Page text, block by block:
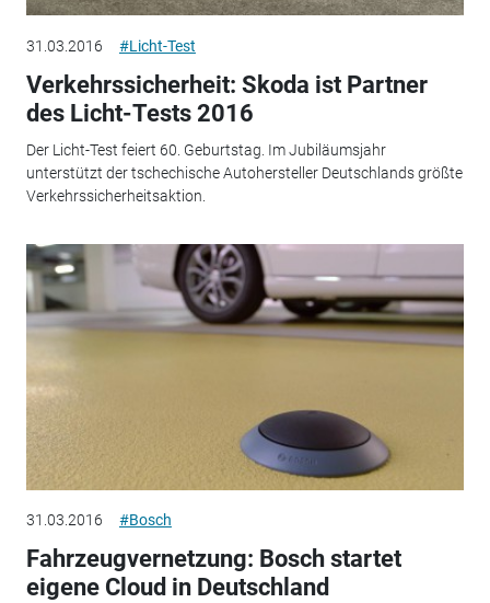
31.03.2016 #Licht-Test
Verkehrssicherheit: Skoda ist Partner
des Licht-Tests 2016
Der Licht-Test feiert 60. Geburtstag. Im Jubiläumsjahr
unterstützt der tschechische Autohersteller Deutschlands größte
Verkehrssicherheitsaktion.
31.03.2016 #Bosch
Fahrzeugvernetzung: Bosch startet
eigene Cloud in Deutschland